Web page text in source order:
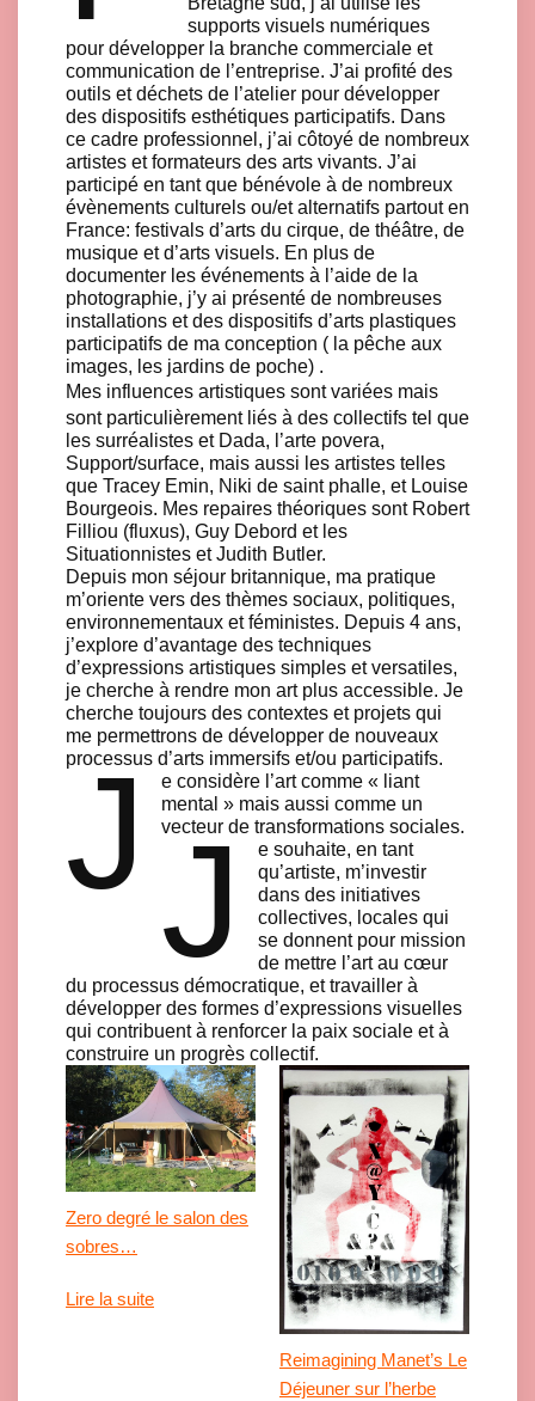
supports visuels numériques
pour développer la branche commerciale et
communication de l’entreprise. J’ai profité des
outils et déchets de l’atelier pour développer
des dispositifs esthétiques participatifs. Dans
ce cadre professionnel, j’ai côtoyé de nombreux
artistes et formateurs des arts vivants. J’ai
participé en tant que bénévole à de nombreux
évènements culturels ou/et alternatifs partout en
France: festivals d’arts du cirque, de théâtre, de
musique et d’arts visuels. En plus de
documenter les événements à l’aide de la
photographie, j’y ai présenté de nombreuses
installations et des dispositifs d’arts plastiques
participatifs de ma conception ( la pêche aux
images, les jardins de poche) .
Mes influences artistiques sont variées mais
sont particulièrement liés à des collectifs tel que
les surréalistes et Dada, l’arte povera,
Support/surface, mais aussi les artistes telles
que Tracey Emin, Niki de saint phalle, et Louise
Bourgeois. Mes repaires théoriques sont Robert
Filliou (fluxus), Guy Debord et les
Situationnistes et Judith Butler.
Depuis mon séjour britannique, ma pratique
m’oriente vers des thèmes sociaux, politiques,
environnementaux et féministes. Depuis 4 ans,
j’explore d’avantage des techniques
d’expressions artistiques simples et versatiles,
je cherche à rendre mon art plus accessible. Je
cherche toujours des contextes et projets qui
me permettrons de développer de nouveaux
processus d’arts immersifs et/ou participatifs.
J
e considère l’art comme « liant
mental » mais aussi comme un
vecteur de transformations sociales.
J
e souhaite, en tant
qu’artiste, m’investir
dans des initiatives
collectives, locales qui
se donnent pour mission
de mettre l’art au cœur
du processus démocratique, et travailler à
développer des formes d’expressions visuelles
qui contribuent à renforcer la paix sociale et à
construire un progrès collectif.
Zero degré le salon des
sobres…
Lire la suite
Reimagining Manet’s Le
Déjeuner sur l’herbe